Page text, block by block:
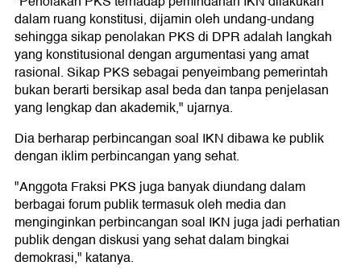
dalam ruang konstitusi, dijamin oleh undang-undang
sehingga sikap penolakan PKS di DPR adalah langkah
yang konstitusional dengan argumentasi yang amat
rasional. Sikap PKS sebagai penyeimbang pemerintah
bukan berarti bersikap asal beda dan tanpa penjelasan
yang lengkap dan akademik," ujarnya.
Dia berharap perbincangan soal IKN dibawa ke publik
dengan iklim perbincangan yang sehat.
"Anggota Fraksi PKS juga banyak diundang dalam
berbagai forum publik termasuk oleh media dan
menginginkan perbincangan soal IKN juga jadi perhatian
publik dengan diskusi yang sehat dalam bingkai
demokrasi," katanya.